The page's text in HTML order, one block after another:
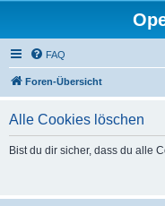
FAQ
Foren-Übersicht
Alle Cookies löschen
Bist du dir sicher, dass du alle